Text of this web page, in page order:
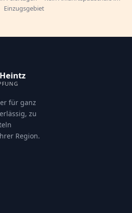
Einzugsgebiet
für ganz
zu
Region.